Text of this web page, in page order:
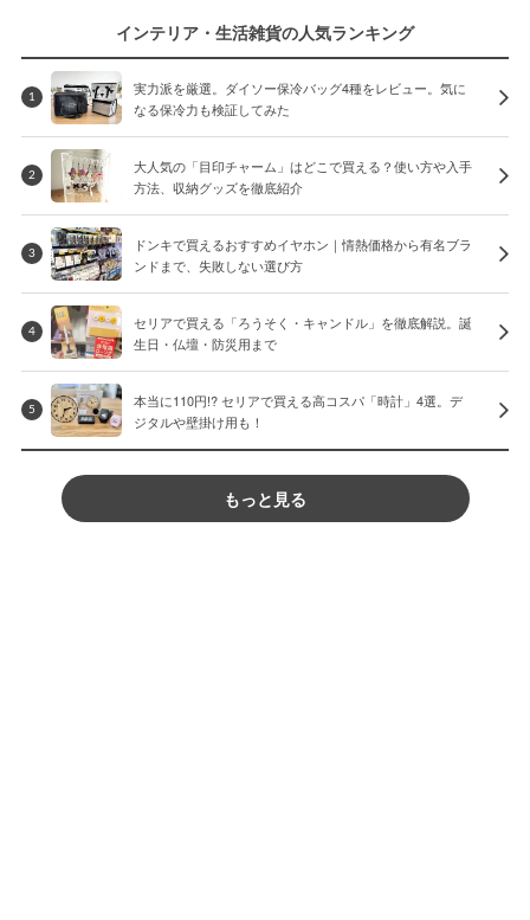
インテリア・生活雑貨の人気ランキング
1
実力派を厳選。ダイソー保冷バッグ4種をレビュー。気に
なる保冷力も検証してみた
2
大人気の「目印チャーム」はどこで買える？使い方や入手
方法、収納グッズを徹底紹介
3
ドンキで買えるおすすめイヤホン｜情熱価格から有名ブラ
ンドまで、失敗しない選び方
4
セリアで買える「ろうそく・キャンドル」を徹底解説。誕
生日・仏壇・防災用まで
5
本当に110円!? セリアで買える高コスパ「時計」4選。デ
ジタルや壁掛け用も！
もっと見る